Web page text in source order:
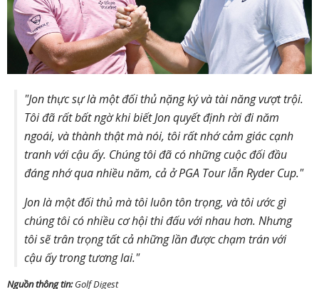
"Jon thực sự là một đối thủ nặng ký và tài năng vượt trội.
Tôi đã rất bất ngờ khi biết Jon quyết định rời đi năm
ngoái, và thành thật mà nói, tôi rất nhớ cảm giác cạnh
tranh với cậu ấy. Chúng tôi đã có những cuộc đối đầu
đáng nhớ qua nhiều năm, cả ở PGA Tour lẫn Ryder Cup."
Jon là một đối thủ mà tôi luôn tôn trọng, và tôi ước gì
chúng tôi có nhiều cơ hội thi đấu với nhau hơn. Nhưng
tôi sẽ trân trọng tất cả những lần được chạm trán với
cậu ấy trong tương lai."
Nguồn thông tin:Golf Digest